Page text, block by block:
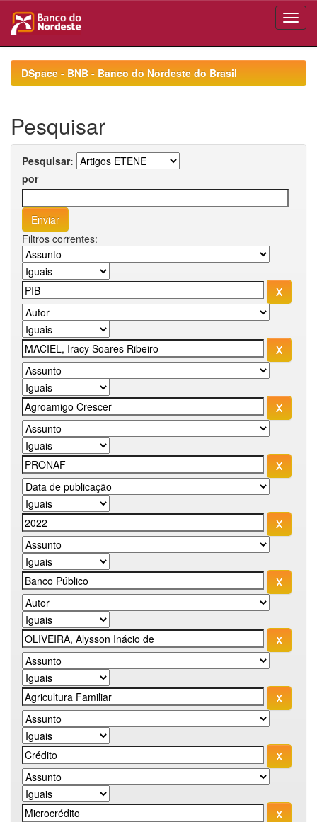
navigationDSpace - BNB - Banco do Nordeste do Brasil
Pesquisar
Pesquisar:
por
Filtros correntes: